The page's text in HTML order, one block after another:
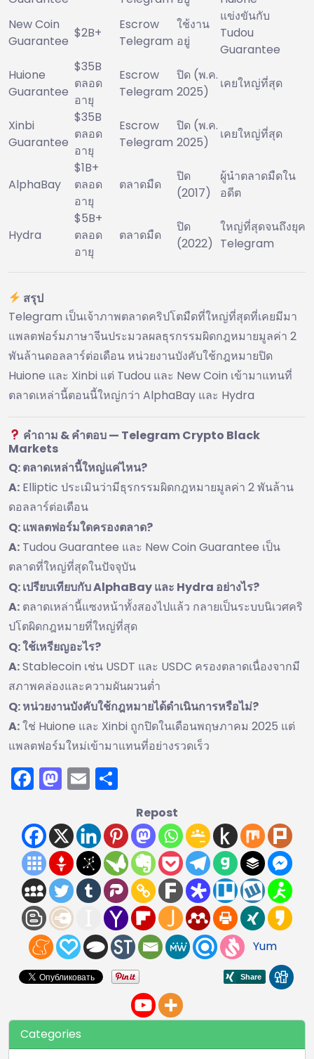
New Coin
Guarantee
$2B+
Escrow
Telegram
ใช้งาน
อยู่
แข่งขันกับ
Tudou
Guarantee
Huione
Guarantee
$35B
ตลอด
อายุ
Escrow
Telegram
ปิด (พ.ค.
2025)
เคยใหญ่ที่สุด
Xinbi
Guarantee
$35B
ตลอด
อายุ
Escrow
Telegram
ปิด (พ.ค.
2025)
เคยใหญ่ที่สุด
AlphaBay
$1B+
ตลอด
อายุ
ตลาดมืด
ปิด
(2017)
ผู้นำตลาดมืดใน
อดีต
Hydra
$5B+
ตลอด
อายุ
ตลาดมืด
ปิด
(2022)
ใหญ่ที่สุดจนถึงยุค
Telegram
สรุป
Telegram เป็นเจ้าภาพตลาดคริปโตมืดที่ใหญ่ที่สุดที่เคยมีมา
แพลตฟอร์มภาษาจีนประมวลผลธุรกรรมผิดกฎหมายมูลค่า 2
พันล้านดอลลาร์ต่อเดือน หน่วยงานบังคับใช้กฎหมายปิด
Huione และ Xinbi แต่ Tudou และ New Coin เข้ามาแทนที่
ตลาดเหล่านี้ตอนนี้ใหญ่กว่า AlphaBay และ Hydra
คำถาม & คำตอบ — Telegram Crypto Black
Markets
Q: ตลาดเหล่านี้ใหญ่แค่ไหน?
A: Elliptic ประเมินว่ามีธุรกรรมผิดกฎหมายมูลค่า 2 พันล้าน
ดอลลาร์ต่อเดือน
Q: แพลตฟอร์มใดครองตลาด?
A: Tudou Guarantee และ New Coin Guarantee เป็น
ตลาดที่ใหญ่ที่สุดในปัจจุบัน
Q: เปรียบเทียบกับ AlphaBay และ Hydra อย่างไร?
A: ตลาดเหล่านี้แซงหน้าทั้งสองไปแล้ว กลายเป็นระบบนิเวศคริ
ปโตผิดกฎหมายที่ใหญ่ที่สุด
Q: ใช้เหรียญอะไร?
A:Stablecoin เช่น USDT และ USDC ครองตลาดเนื่องจากมี
สภาพคล่องและความผันผวนต่ำ
Q: หน่วยงานบังคับใช้กฎหมายได้ดำเนินการหรือไม่?
A:ใช่ Huione และ Xinbi ถูกปิดในเดือนพฤษภาคม 2025 แต่
แพลตฟอร์มใหม่เข้ามาแทนที่อย่างรวดเร็ว
Facebook
Mastodon
Email
Repost
Yum
Categories